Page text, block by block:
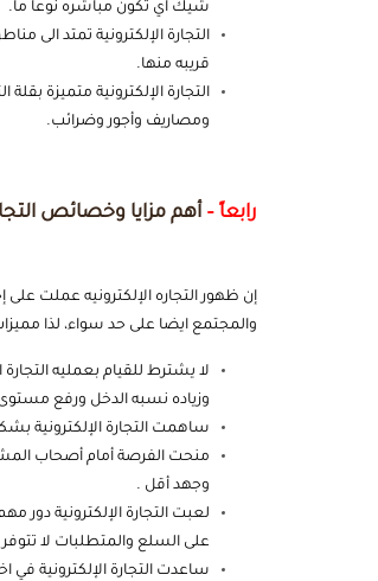
شيك اي تكون مباشره نوعا ما.
التجارة الإلكترونية تمتد الى
قريبه منها.
التجارة الإلكترونية متميزة
ومصاريف وأجور وضرائب.
رابعاً – أهم مزايا وخصائص
إن ظهور التجاره الإلكترونيه عملت
والمجتمع ايضا على حد سواء، لذا
لا يشترط للقيام بعمليه
وزياده نسبه الدخل ورفع
ساهمت التجارة الإلكترونية
منحت الفرصة أمام أصحاب
وجهد أقل .
لعبت التجارة الإلكترونية
على السلع والمتطلبات لا
ساعدت التجارة الإلكترونية